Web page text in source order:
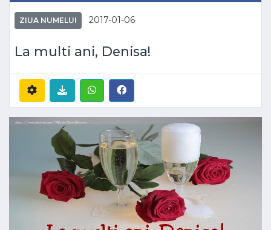
ZIUA NUMELUI 2017-01-06
La multi ani, Denisa!